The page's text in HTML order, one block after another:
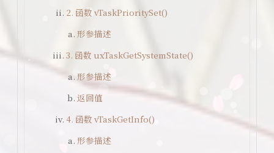
2. 函数 vTaskPrioritySet()
形参描述
3. 函数 uxTaskGetSystemState()
形参描述
返回值
4. 函数 vTaskGetInfo()
形参描述